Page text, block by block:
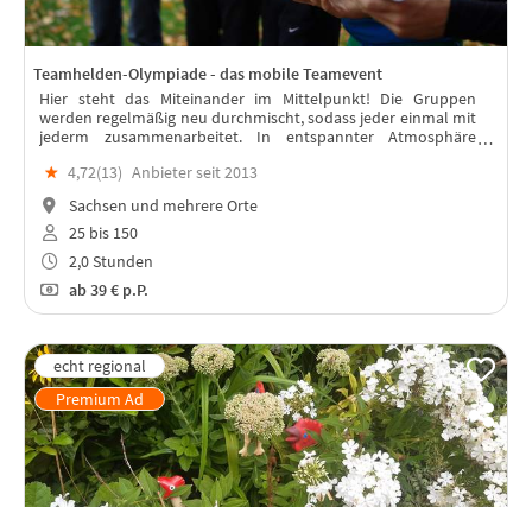
Teamhelden-Olympiade - das mobile Teamevent
Hier steht das Miteinander im Mittelpunkt! Die Gruppen
werden regelmäßig neu durchmischt, sodass jeder einmal mit
jederm zusammenarbeitet. In entspannter Atmosphäre
Teamaufgaben gemeistert.
★ 4,72(13) Anbieter seit 2013
Sachsen und mehrere Orte
25 bis 150
2,0 Stunden
ab39 € p.P.